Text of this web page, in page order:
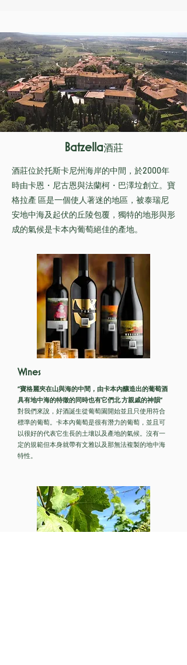
Batzella酒莊
酒莊位於托斯卡尼州海岸的中間，於2000年
時由卡恩・尼古恩與法蘭柯・巴澤垃創立。寶
格拉產 區是一個使人著迷的地區，被泰瑞尼
安地中海及起伏的丘陵包覆，獨特的地形與形
成的氣候是卡本內葡萄絕佳的產地。
Wines
“寶格麗夾在山與海的中間，由卡本內釀造出的葡萄酒
具有地中海的特徵的同時也有它們北 方親戚的神韻”
對我們來說，好酒誕生從葡萄園開始並且只使用符合
標準的葡萄。卡本內葡萄是很有潛力的葡萄，並且可
以很好的代表它生長的土壤以及產地的氣候。沒有一
定的規範但本身就帶有文雅以及那無法複製的地中海
特性。